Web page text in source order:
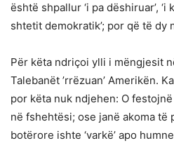
është shpallur ‘i pa dëshiruar’, ‘i
shtetit demokratik’; por që të
Për këta ndriçoi ylli i mëngjesit
Talebanët ’rrëzuan’ Amerikën.
por këta nuk ndjehen: O festojnë
në fshehtësi; ose janë akoma të
botërore ishte ‘varkë’ apo